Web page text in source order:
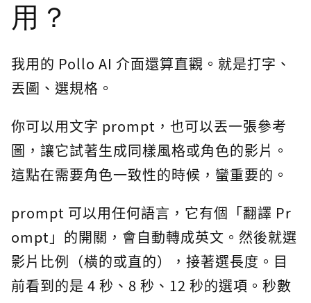
用？
我用的 Pollo AI 介面還算直觀。就是打字、
丟圖、選規格。
你可以用文字 prompt，也可以丟一張參考
圖，讓它試著生成同樣風格或角色的影片。
這點在需要角色一致性的時候，蠻重要的。
prompt 可以用任何語言，它有個「翻譯 Pr
ompt」的開關，會自動轉成英文。然後就選
影片比例（橫的或直的），接著選長度。目
前看到的是 4 秒、8 秒、12 秒的選項。秒數